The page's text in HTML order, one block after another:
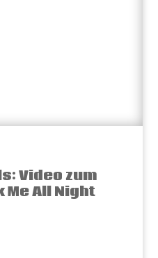
Video zum
Me All Night